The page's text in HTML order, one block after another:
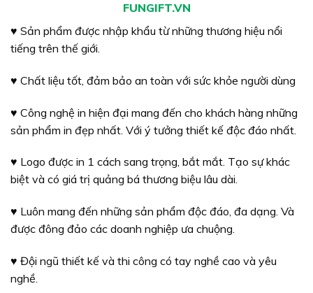
FUNGIFT.VN
♥ Sản phẩm được nhập khẩu từ những thương hiệu nổi
tiếng trên thế giới.
♥ Chất liệu tốt, đảm bảo an toàn với sức khỏe người dùng
♥ Công nghệ in hiện đại mang đến cho khách hàng những
sản phẩm in đẹp nhất. Với ý tưởng thiết kế độc đáo nhất.
♥ Logo được in 1 cách sang trọng, bắt mắt. Tạo sự khác
biệt và có giá trị quảng bá thương biệu lâu dài.
♥ Luôn mang đến những sản phẩm độc đáo, đa dạng. Và
được đông đảo các doanh nghiệp ưa chuộng.
♥ Đội ngũ thiết kế và thi công có tay nghề cao và yêu
nghề.